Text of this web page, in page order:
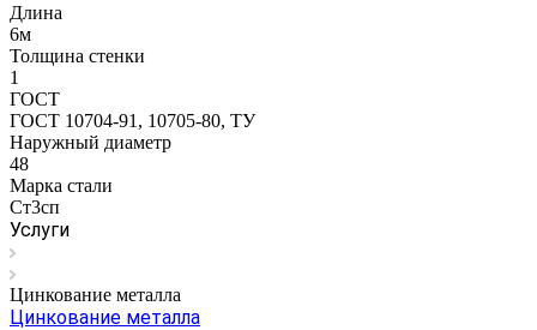
Длина
6м
Толщина стенки
1
ГОСТ
ГОСТ 10704-91, 10705-80, ТУ
Наружный диаметр
48
Марка стали
Ст3сп
Услуги
Цинкование металла
Цинкование металла